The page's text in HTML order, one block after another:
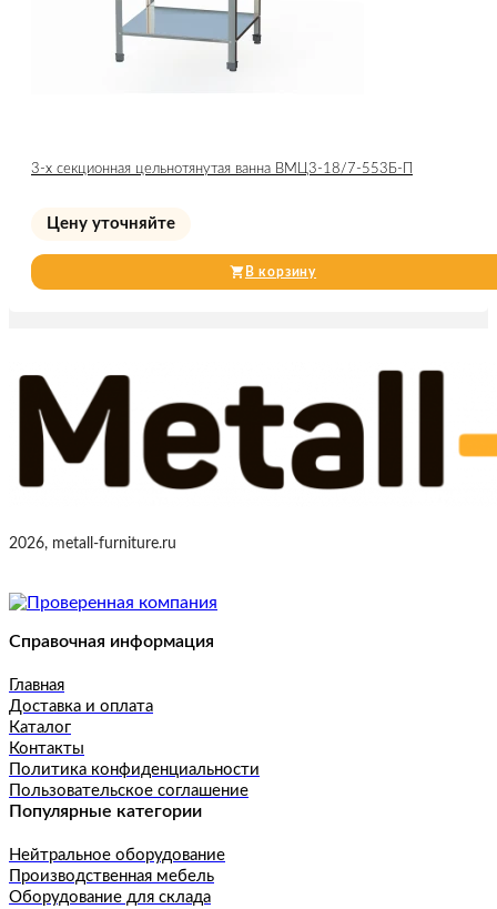
3-х секционная цельнотянутая ванна ВМЦ3-18/7-553Б-П
Цену уточняйте
В корзину
2026, metall-furniture.ru
Справочная информация
Главная
Доставка и оплата
Каталог
Контакты
Политика конфиденциальности
Пользовательское соглашение
Популярные категории
Нейтральное оборудование
Производственная мебель
Оборудование для склада